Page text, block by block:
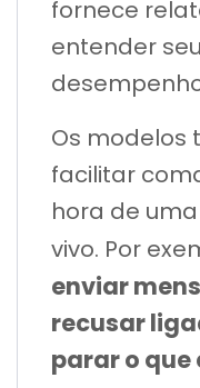
fornece
entender
Os
facilitar
hora de
vivo. Por
enviar
recusar
parar o que